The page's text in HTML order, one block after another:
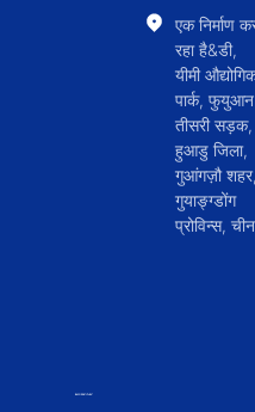
एक निर्माण
रहा है&डी,
यीमी
पार्क, फुयुआन
तीसरी सड़क,
हुआडु जिला,
गुआंगज़ौ शहर,
गुयाङ्ग्डोंग
प्रोविन्स, चीन